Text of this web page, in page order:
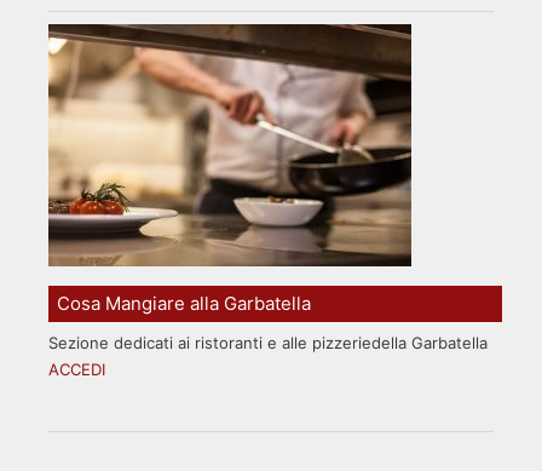
Cosa Mangiare alla Garbatella
Sezione dedicati ai ristoranti e alle pizzeriedella Garbatella
ACCEDI